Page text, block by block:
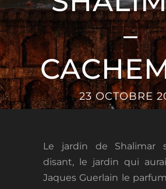
–
23 OCTOBRE
Le jardin de Shalimar
disant, le jardin qui
Jaques Guerlain le